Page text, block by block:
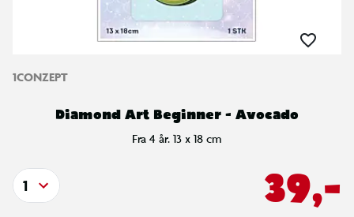
1CONZEPT
Diamond Art Beginner - Avocado
Fra 4 år. 13 x 18 cm
39,-
1